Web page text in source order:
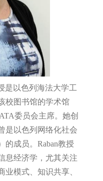
是以色列海法大学工
校图书馆的学术馆
委员会主席。她创
是以色列网络化社会
的成员。 Raban教授
息经济学，尤其关注
业模式、知识共享、